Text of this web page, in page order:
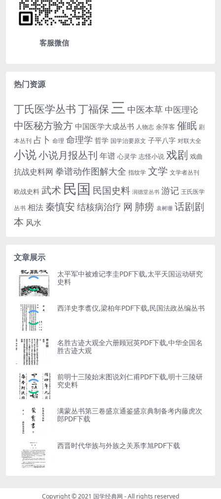
客服微信
热门资源
丁氏医学丛书丁福保 三 中医本草 中医理论
中医秘方验方 中国医学大成丛书 人物志 余萍客 催眠 剧
本丛刊 占卜 命理 命理学 哲学 国学治要原文 子平八字 对联大全
小说小说月报丛刊 年谱 心灵学 志怪小说 戏剧 戏曲
抗战史料网 拳谱动作图解大全 指纹学 文学 文学者丛刊
欧战史料 武术 民国 民国史料 润德堂丛书 游记 王氏医学
丛书 相法 秦慎安 结核病治疗 网 肺痨 袁树珊 话剧剧
本 风水
文章展示
太平军中被难记李圭PDF下载,太平天国运动研究
史料
西洋史李翥仪,梁柏年PDF下载,民国法政丛编丛书
名胜古迹大观全六册顾冠英PDF下载,中华全国名
胜古迹大观
前明十三陵始末图说刘仁甫PDF下载,明十三陵研
究史料
满蒙丛书第三卷盛京通鉴盛京典制备考内藤虎次
郎PDF下载
西晋时代华族与外族之关系李旭PDF下载
Copyright © 2021 国学经典网 - All rights reserved